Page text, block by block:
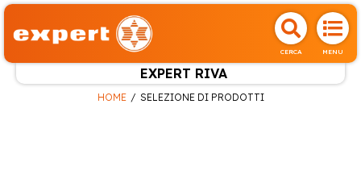
CERCA MENU
EXPERT RIVA
HOME SELEZIONE DI PRODOTTI